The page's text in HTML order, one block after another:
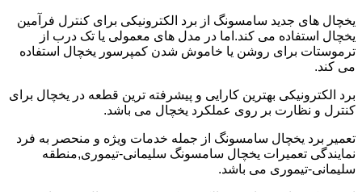
یخچال های جدید سامسونگ از برد الکترونیکی برای کنترل فرآمین
یخچال استفاده می کند.اما در مدل های معمولی یا تک درب از
ترموستات برای روشن یا خاموش شدن کمپرسور یخچال استفاده
می کند.
برد الکترونیکی بهترین کارایی و پیشرفته ترین قطعه در یخچال برای
کنترل و نظارت بر روی عملکرد یخچال می باشد.
تعمیر برد یخچال سامسونگ از جمله خدمات ویژه و منحصر به فرد
نمایندگی تعمیرات یخچال سامسونگ سلیمانی-تیموری,منطقه
سلیمانی-تیموری می باشد.